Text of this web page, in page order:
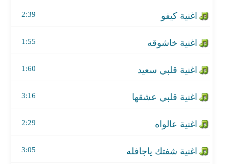
2:39
1:55
1:60
3:16
2:29
3:05
اغنية ع اللا لا
اغنية مشكلني